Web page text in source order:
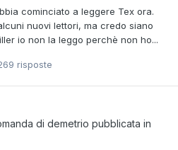
cominciato a leggere Tex ora.
nuovi lettori, ma credo siano
io non la leggo perchè non ho...
risposte
di demetrio pubblicata in